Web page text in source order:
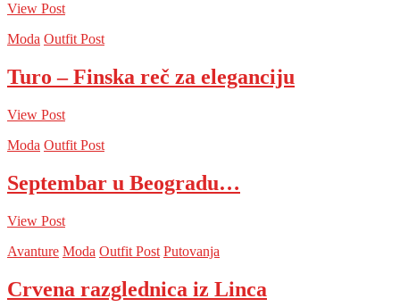
View Post
Moda Outfit Post
Turo – Finska reč za eleganciju
View Post
Moda Outfit Post
Septembar u Beogradu…
View Post
Avanture Moda Outfit Post Putovanja
Crvena razglednica iz Linca